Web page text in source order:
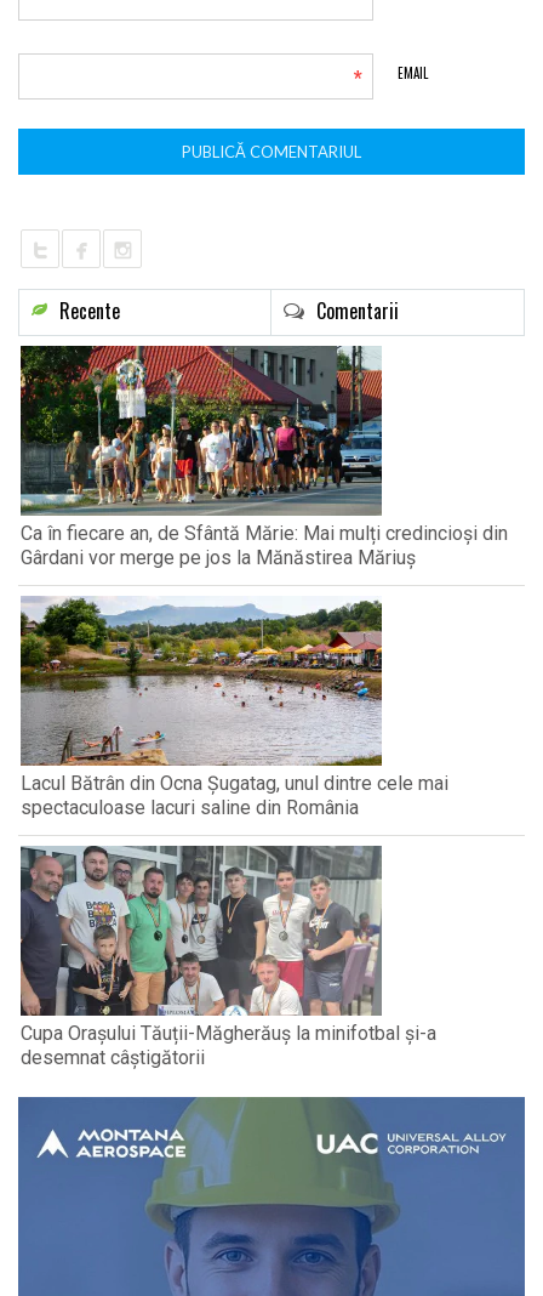
EMAIL
*
Recente Comentarii
Ca în fiecare an, de Sfântă Mărie: Mai mulți credincioși din
Gârdani vor merge pe jos la Mănăstirea Măriuș
Lacul Bătrân din Ocna Șugatag, unul dintre cele mai
spectaculoase lacuri saline din România
Cupa Orașului Tăuții-Măgherăuș la minifotbal și-a
desemnat câștigătorii